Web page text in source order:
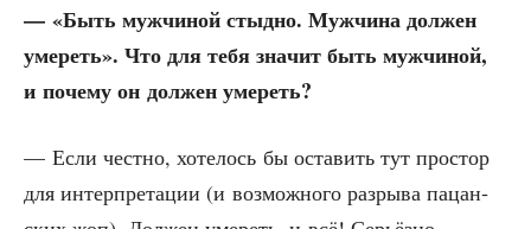
— «Быть муж­чи­ной стыд­но. Муж­чи­на дол­жен
уме­реть». Что для тебя зна­чит быть муж­чи­ной,
и поче­му он дол­жен умереть?
— Если чест­но, хоте­лось бы оста­вить тут про­стор
для интер­пре­та­ции (и воз­мож­но­го раз­ры­ва пацан­